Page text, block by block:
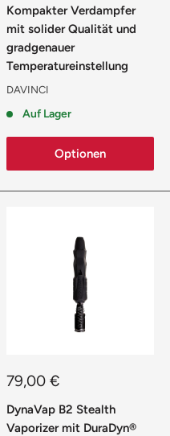
Kompakter Verdampfer
mit solider Qualität und
gradgenauer
Temperatureinstellung
DAVINCI
Auf Lager
Optionen
Sonderpreis
79,00 €
DynaVap B2 Stealth
Vaporizer mit DuraDyn®